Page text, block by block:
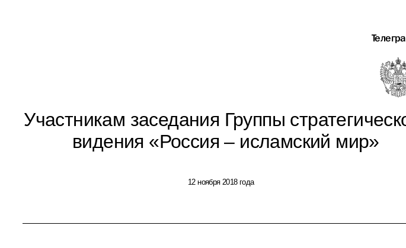
Участникам заседания Группы
видения «Россия – исламский мир»
12 ноября 2018 года